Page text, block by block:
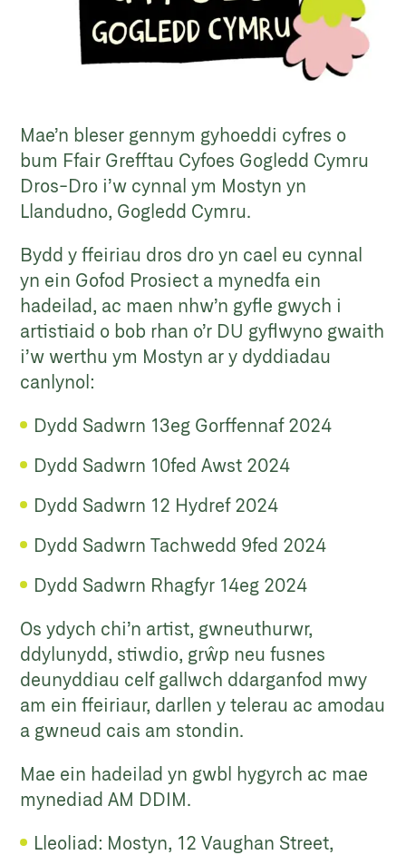
Mae’n bleser gennym gyhoeddi cyfres o
bum Ffair Grefftau Cyfoes Gogledd Cymru
Dros-Dro i’w cynnal ym Mostyn yn
Llandudno, Gogledd Cymru.
Bydd y ffeiriau dros dro yn cael eu cynnal
yn ein Gofod Prosiect a mynedfa ein
hadeilad, ac maen nhw’n gyfle gwych i
artistiaid o bob rhan o’r DU gyflwyno gwaith
i’w werthu ym Mostyn ar y dyddiadau
canlynol:
Dydd Sadwrn 13eg Gorffennaf 2024
Dydd Sadwrn 10fed Awst 2024
Dydd Sadwrn 12 Hydref 2024
Dydd Sadwrn Tachwedd 9fed 2024
Dydd Sadwrn Rhagfyr 14eg 2024
Os ydych chi’n artist, gwneuthurwr,
ddylunydd, stiwdio, grŵp neu fusnes
deunyddiau celf gallwch ddarganfod mwy
am ein ffeiriaur, darllen y telerau ac amodau
a gwneud cais am stondin.
Mae ein hadeilad yn gwbl hygyrch ac mae
mynediad AM DDIM.
Lleoliad: Mostyn, 12 Vaughan Street,